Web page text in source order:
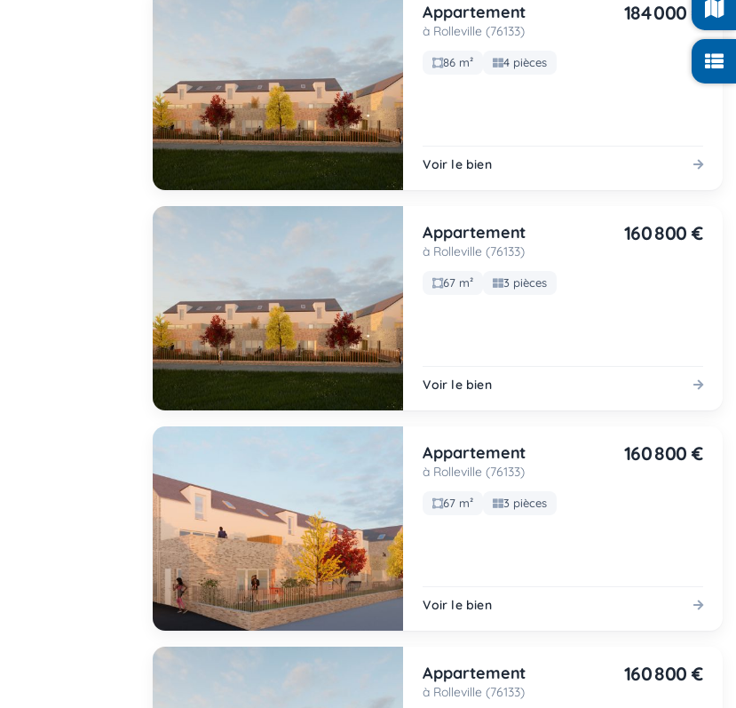
Appartement
à Rolleville (76133)
184 000 €
86 m² 4 pièces
Voir le bien
Appartement
à Rolleville (76133)
160 800 €
67 m² 3 pièces
Voir le bien
Appartement
à Rolleville (76133)
160 800 €
67 m² 3 pièces
Voir le bien
Appartement
à Rolleville (76133)
160 800 €